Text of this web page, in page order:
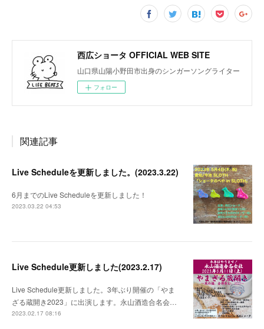
西広ショータ OFFICIAL WEB SITE
山口県山陽小野田市出身のシンガーソングライター
フォロー
関連記事
Live Scheduleを更新しました。(2023.3.22)
6月までのLive Scheduleを更新しました！
2023.03.22 04:53
Live Schedule更新しました(2023.2.17)
Live Schedule更新しました。3年ぶり開催の「やま
ざる蔵開き2023」に出演します。永山酒造合名会…
2023.02.17 08:16